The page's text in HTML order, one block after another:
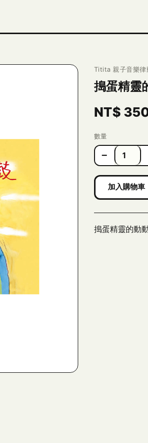
Titita 親子音樂律
搗蛋精靈
NT$
數量
−
加入購物車
搗蛋精靈的動